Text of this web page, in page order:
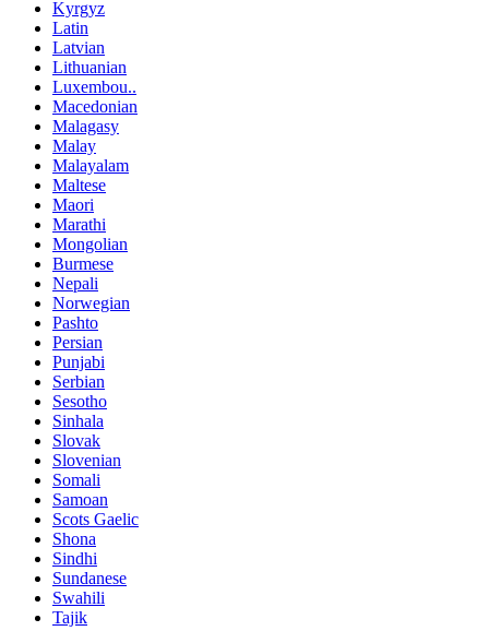
Kyrgyz
Latin
Latvian
Lithuanian
Luxembou..
Macedonian
Malagasy
Malay
Malayalam
Maltese
Maori
Marathi
Mongolian
Burmese
Nepali
Norwegian
Pashto
Persian
Punjabi
Serbian
Sesotho
Sinhala
Slovak
Slovenian
Somali
Samoan
Scots Gaelic
Shona
Sindhi
Sundanese
Swahili
Tajik